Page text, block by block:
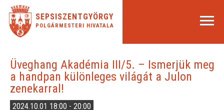
SEPSISZENTGYÖRGY
POLGÁRMESTERI HIVATALA
Üveghang Akadémia III/5. – Ismerjük meg
a handpan különleges világát a Julon
zenekarral!
2024.10.01 18:00 - 20:00